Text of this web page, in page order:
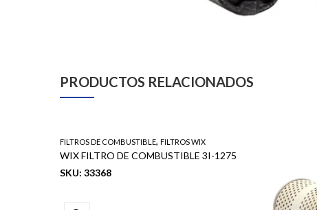
PRODUCTOS RELACIONADOS
FILTROS DE COMBUSTIBLE, FILTROS WIX
WIX FILTRO DE COMBUSTIBLE 3I-1275
SKU: 33368